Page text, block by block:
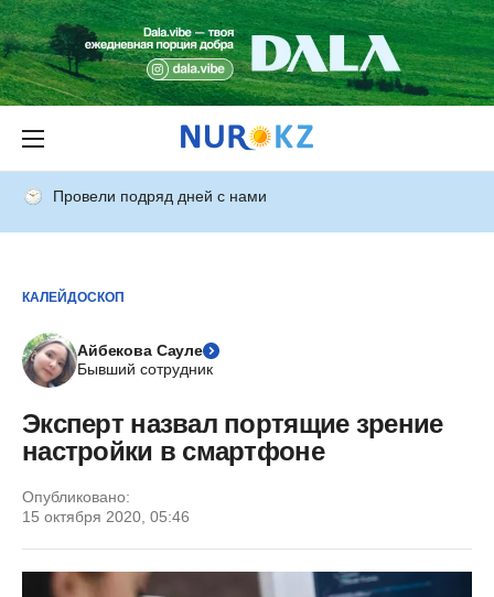
Провели подряд дней с нами
КАЛЕЙДОСКОП
Айбекова Сауле
Бывший сотрудник
Эксперт назвал портящие зрение
настройки в смартфоне
Опубликовано:
15 октября 2020, 05:46